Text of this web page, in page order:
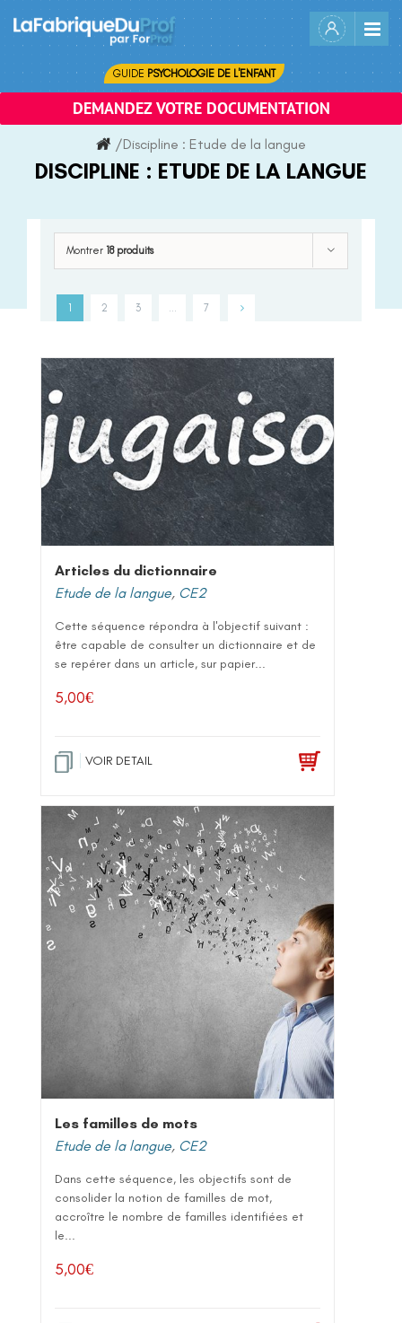
content
GUIDE PSYCHOLOGIE DE L'ENFANT
DEMANDEZ VOTRE DOCUMENTATION
/Discipline : Etude de la langue
DISCIPLINE : ETUDE DE LA LANGUE
Montrer 18 produits
1 2 3 7
Articles du dictionnaire
Etude de la langue, CE2
Cette séquence répondra à l'objectif suivant :
être capable de consulter un dictionnaire et de
se repérer dans un article, sur papier...
5,00€
VOIR DETAIL
Les familles de mots
Etude de la langue, CE2
Dans cette séquence, les objectifs sont de
consolider la notion de familles de mot,
accroître le nombre de familles identifiées et
le...
5,00€